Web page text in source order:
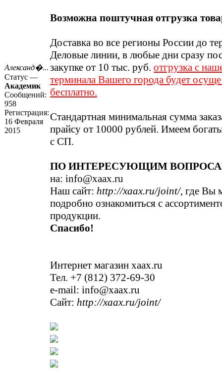
Александ�...
Статус —
Академик
Сообщений:
958
Регистрация:
16 Февраля
2015
Возможна поштучная отгрузка
Доставка во все регионы России до
Деловые линии, в любые дни сразу
закупке от 10 тыс. руб. отгрузка с
терминала Вашего города будет
бесплатно.
Стандартная минимальная сумма
прайсу от 10000 рублей. Имеем
с СП.
ПО ИНТЕРЕСУЮЩИМ
на: info@xaax.ru
Наш сайт: http://xaax.ru/joint/, где Вы
подробно ознакомиться с
продукции.
Спасибо!
Интернет магазин xaax.ru
Тел. +7 (812) 372-69-30
e-mail: info@xaax.ru
Сайт: http://xaax.ru/joint/